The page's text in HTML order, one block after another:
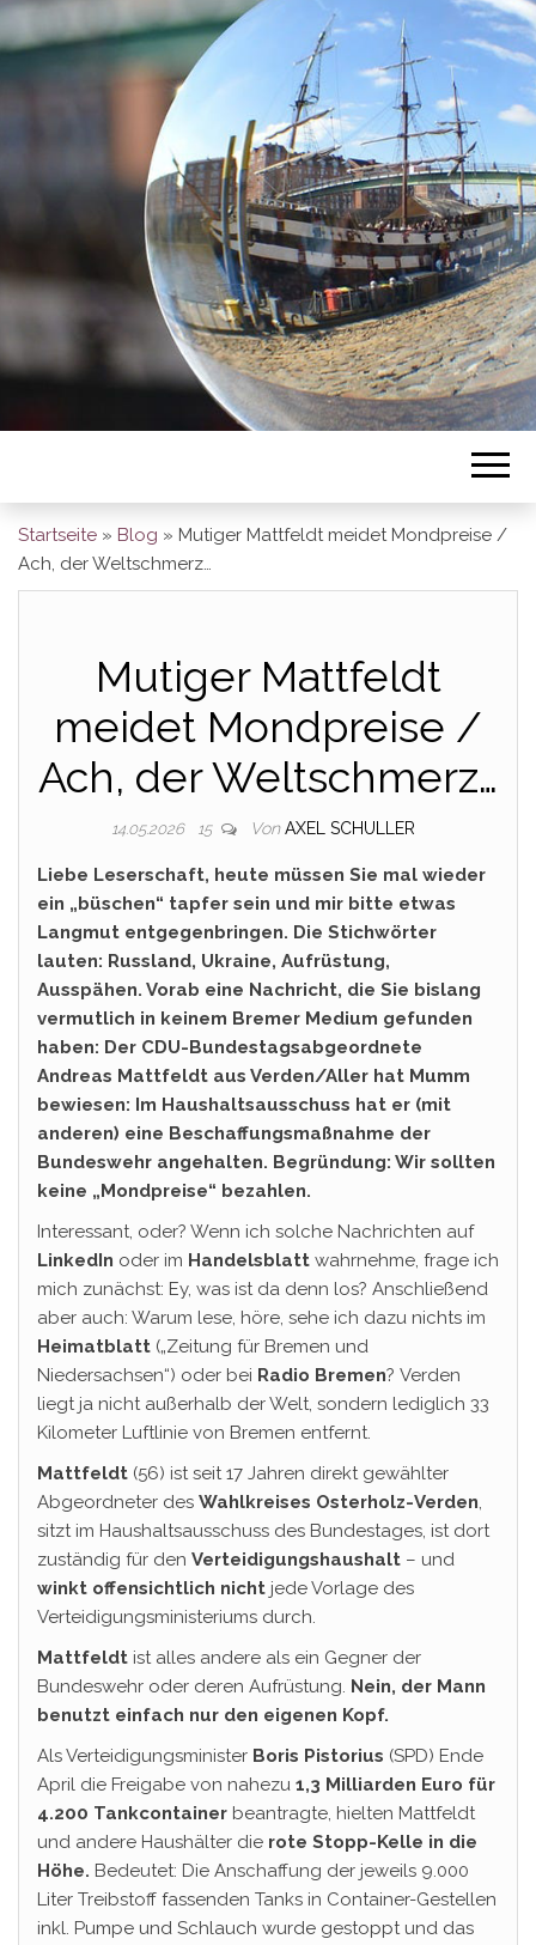
BREMEN SO
GESEHEN
Startseite » Blog » Mutiger Mattfeldt meidet Mondpreise /
Ach, der Weltschmerz…
Mutiger Mattfeldt
meidet Mondpreise /
Ach, der Weltschmerz…
14.05.2026 15 Von AXEL SCHULLER
Liebe Leserschaft, heute müssen Sie mal wieder
ein „büschen“ tapfer sein und mir bitte etwas
Langmut entgegenbringen. Die Stichwörter
lauten: Russland, Ukraine, Aufrüstung,
Ausspähen. Vorab eine Nachricht, die Sie bislang
vermutlich in keinem Bremer Medium gefunden
haben: Der CDU-Bundestagsabgeordnete
Andreas Mattfeldt aus Verden/Aller hat Mumm
bewiesen: Im Haushaltsausschuss hat er (mit
anderen) eine Beschaffungsmaßnahme der
Bundeswehr angehalten. Begründung: Wir sollten
keine „Mondpreise“ bezahlen.
Interessant, oder? Wenn ich solche Nachrichten auf
LinkedIn oder im Handelsblatt wahrnehme, frage ich
mich zunächst: Ey, was ist da denn los? Anschließend
aber auch: Warum lese, höre, sehe ich dazu nichts im
Heimatblatt („Zeitung für Bremen und
Niedersachsen“) oder bei Radio Bremen? Verden
liegt ja nicht außerhalb der Welt, sondern lediglich 33
Kilometer Luftlinie von Bremen entfernt.
Mattfeldt (56) ist seit 17 Jahren direkt gewählter
Abgeordneter des Wahlkreises Osterholz-Verden,
sitzt im Haushaltsausschuss des Bundestages, ist dort
zuständig für den Verteidigungshaushalt – und
winkt offensichtlich nicht jede Vorlage des
Verteidigungsministeriums durch.
Mattfeldt ist alles andere als ein Gegner der
Bundeswehr oder deren Aufrüstung. Nein, der Mann
benutzt einfach nur den eigenen Kopf.
Als Verteidigungsminister Boris Pistorius (SPD) Ende
April die Freigabe von nahezu 1,3 Milliarden Euro für
4.200 Tankcontainer beantragte, hielten Mattfeldt
und andere Haushälter die rote Stopp-Kelle in die
Höhe. Bedeutet: Die Anschaffung der jeweils 9.000
Liter Treibstoff fassenden Tanks in Container-Gestellen
inkl. Pumpe und Schlauch wurde gestoppt und das